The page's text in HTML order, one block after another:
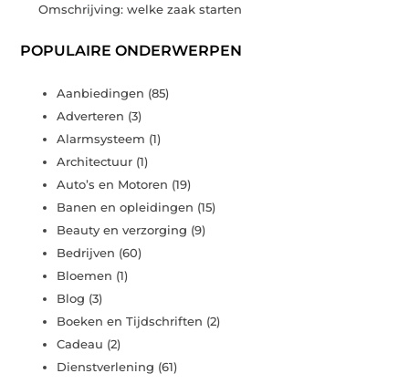
Omschrijving: welke zaak starten
POPULAIRE ONDERWERPEN
Aanbiedingen (85)
Adverteren (3)
Alarmsysteem (1)
Architectuur (1)
Auto’s en Motoren (19)
Banen en opleidingen (15)
Beauty en verzorging (9)
Bedrijven (60)
Bloemen (1)
Blog (3)
Boeken en Tijdschriften (2)
Cadeau (2)
Dienstverlening (61)